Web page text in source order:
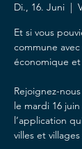
Di., 16. Juni
  |
Et si vous
commune
économique
Rejoignez-
le mardi 16
l’application
villes et